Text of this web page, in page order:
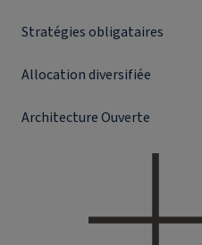
Stratégies obligataires
Allocation diversifiée
Architecture Ouverte